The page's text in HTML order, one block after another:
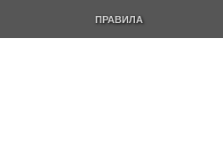
ПРАВИЛА